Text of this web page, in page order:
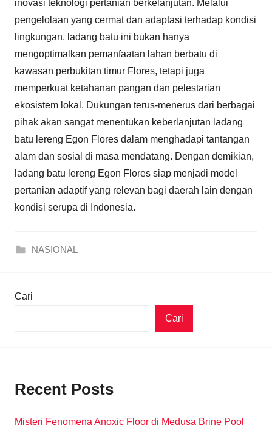
inovasi teknologi pertanian berkelanjutan. Melalui
pengelolaan yang cermat dan adaptasi terhadap kondisi
lingkungan, ladang batu ini bukan hanya
mengoptimalkan pemanfaatan lahan berbatu di
kawasan perbukitan timur Flores, tetapi juga
memperkuat ketahanan pangan dan pelestarian
ekosistem lokal. Dukungan terus-menerus dari berbagai
pihak akan sangat menentukan keberlanjutan ladang
batu lereng Egon Flores dalam menghadapi tantangan
alam dan sosial di masa mendatang. Dengan demikian,
ladang batu lereng Egon Flores siap menjadi model
pertanian adaptif yang relevan bagi daerah lain dengan
kondisi serupa di Indonesia.
NASIONAL
Cari
Cari
Recent Posts
Misteri Fenomena Anoxic Floor di Medusa Brine Pool